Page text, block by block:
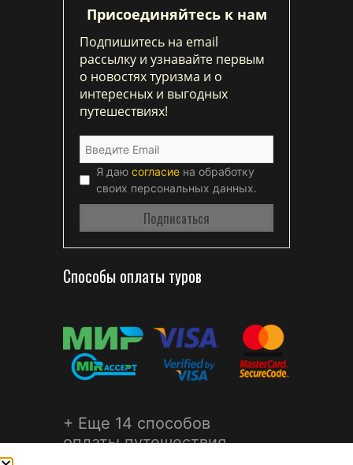
Присоединяйтесь к нам
Подпишитесь на email
рассылку и узнавайте первым
о новостях туризма и о
интересных и выгодных
путешествиях!
Я даю согласие на обработку
своих персональных данных.
Способы оплаты туров
+ Еще 14 способов
оплаты путешествия